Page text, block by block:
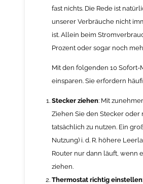
fast nichts. Die Rede ist
unserer Verbräuche nicht
ist. Allein beim
Prozent oder sogar noch
Mit den folgenden 10 Sofort-
einsparen. Sie erfordern
Stecker ziehen: Mit
Ziehen Sie den Stecker
tatsächlich zu nutzen. Ein
Nutzung) i. d. R. höhere
Router nur dann läuft, wenn
ziehen.
Thermostat richtig einstellen